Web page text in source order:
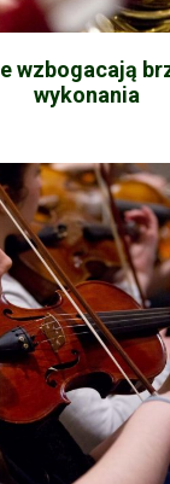
wzbogacają
wykonania